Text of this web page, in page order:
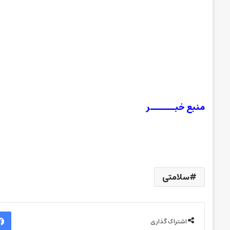
منبع خبــــــر
سلامتی
اشتراک گذاری